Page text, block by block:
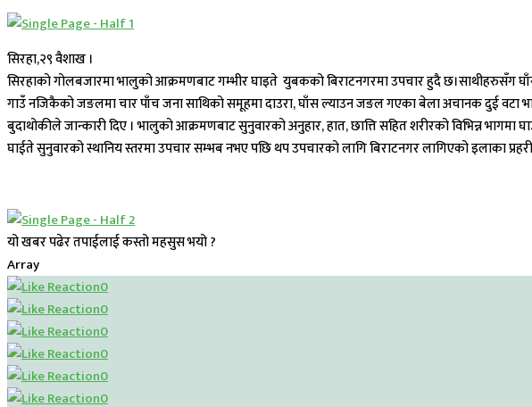
सिरहा,२९ वैशाख ।
सिरहाको गोलबजारमा भालुको आक्रमणबाट गम्भीर घाइते युबकको बिराटनगरमा उपचार हुदै छ।साथीहरुसँग
गाउँ नजिकैको जङलमा चार पाँच जना साथिको समूहमा दाउरा, घाँस ल्याउन जङल गएका बेला अचानक दुई वटा
बुदाथोकीले जान्कारी दिए । भालुको आक्रमणबाट सुनुवारको अनुहार, हात, छात्ति सहित शरीरको विभिन्न भागमा
घाईते सुनुवारको स्थानिय स्तरमा उपचार सम्भब नभए पछि थप उपचारको लागि बिराटनगर लागिएको इलाका
यो खबर पढेर तपाईलाई कस्तो महसुस भयो ?
Array
0
0
0
0
0
0